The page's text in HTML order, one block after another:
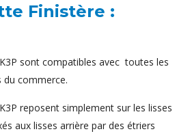
Finistère :
sont compatibles avec toutes les
du commerce.
reposent simplement sur les lisses
aux lisses arrière par des étriers